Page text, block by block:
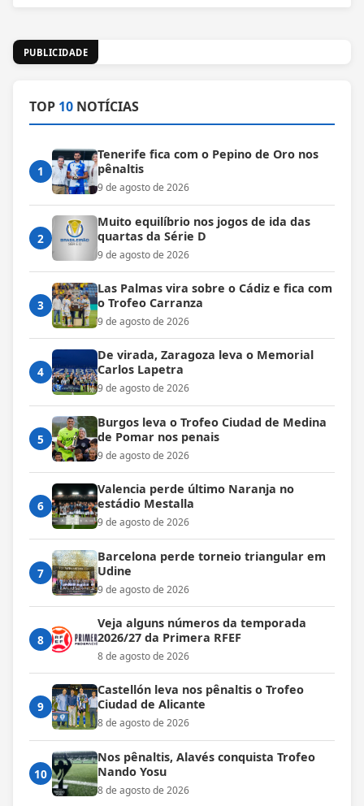
PUBLICIDADE
TOP 10 NOTÍCIAS
1
Tenerife fica com o Pepino de Oro nos
pênaltis
9 de agosto de 2026
2
Muito equilíbrio nos jogos de ida das
quartas da Série D
9 de agosto de 2026
3
Las Palmas vira sobre o Cádiz e fica com
o Trofeo Carranza
9 de agosto de 2026
4
De virada, Zaragoza leva o Memorial
Carlos Lapetra
9 de agosto de 2026
5
Burgos leva o Trofeo Ciudad de Medina
de Pomar nos penais
9 de agosto de 2026
6
Valencia perde último Naranja no
estádio Mestalla
9 de agosto de 2026
7
Barcelona perde torneio triangular em
Udine
9 de agosto de 2026
8
Veja alguns números da temporada
2026/27 da Primera RFEF
8 de agosto de 2026
9
Castellón leva nos pênaltis o Trofeo
Ciudad de Alicante
8 de agosto de 2026
10
Nos pênaltis, Alavés conquista Trofeo
Nando Yosu
8 de agosto de 2026